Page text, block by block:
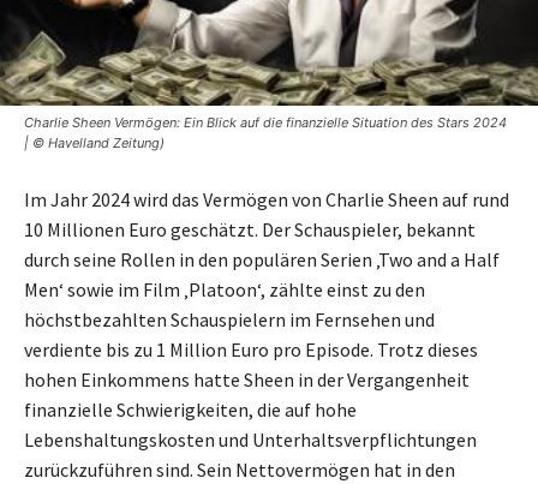
Charlie Sheen Vermögen: Ein Blick auf die finanzielle Situation des Stars 2024
| © Havelland Zeitung)
Im Jahr 2024 wird das Vermögen von Charlie Sheen auf rund
10 Millionen Euro geschätzt. Der Schauspieler, bekannt
durch seine Rollen in den populären Serien ‚Two and a Half
Men‘ sowie im Film ‚Platoon‘, zählte einst zu den
höchstbezahlten Schauspielern im Fernsehen und
verdiente bis zu 1 Million Euro pro Episode. Trotz dieses
hohen Einkommens hatte Sheen in der Vergangenheit
finanzielle Schwierigkeiten, die auf hohe
Lebenshaltungskosten und Unterhaltsverpflichtungen
zurückzuführen sind. Sein Nettovermögen hat in den